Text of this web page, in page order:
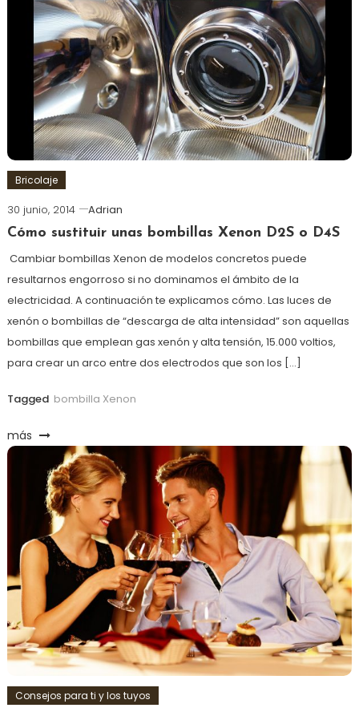
Bricolaje
30 junio, 2014
Adrian
Cómo sustituir unas bombillas Xenon D2S o D4S
Cambiar bombillas Xenon de modelos concretos puede
resultarnos engorroso si no dominamos el ámbito de la
electricidad. A continuación te explicamos cómo. Las luces de
xenón o bombillas de “descarga de alta intensidad” son aquellas
bombillas que emplean gas xenón y alta tensión, 15.000 voltios,
para crear un arco entre dos electrodos que son los […]
Tagged bombilla Xenon
más
Consejos para ti y los tuyos